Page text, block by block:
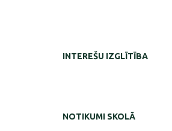
INTEREŠU IZGLĪTĪBA
NOTIKUMI SKOLĀ